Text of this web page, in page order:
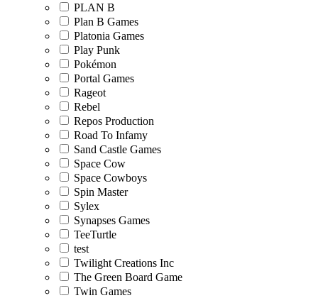
PLAN B
Plan B Games
Platonia Games
Play Punk
Pokémon
Portal Games
Rageot
Rebel
Repos Production
Road To Infamy
Sand Castle Games
Space Cow
Space Cowboys
Spin Master
Sylex
Synapses Games
TeeTurtle
test
Twilight Creations Inc
The Green Board Game
Twin Games